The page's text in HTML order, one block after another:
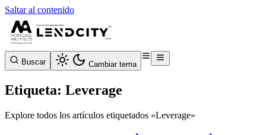
Saltar al contenido
Buscar Cambiar tema
Etiqueta: Leverage
Explore todos los artículos etiquetados «Leverage»